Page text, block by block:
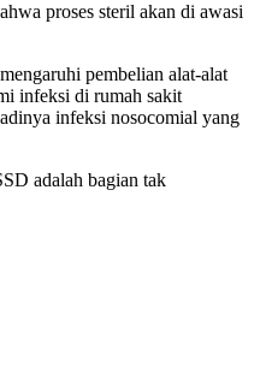
proses steril akan di awasi
pembelian alat-alat
infeksi di rumah sakit
infeksi nosocomial yang
adalah bagian tak